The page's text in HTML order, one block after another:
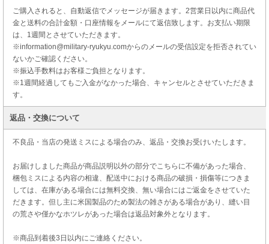
ご購入されると、自動返信でメッセージが届きます。2営業日以内に商品代
金と送料の合計金額・口座情報をメールにて返信致します。お支払い期限
は、1週間とさせていただきます。
※information@military-ryukyu.comからのメールの受信設定を拒否されてい
ないかご確認ください。
※振込手数料はお客様ご負担となります。
※1週間経過してもご入金がなかった場合、キャンセルとさせていただきま
す。
返品・交換について
不良品・当店の発送ミスによる場合のみ、返品・交換お受けいたします。
お届けしました商品が商品説明以外の部分でこちらに不備があった場合、
梱包ミスによる内容の相違、配送中における商品の破損・損傷等につきま
しては、在庫がある場合には無料交換、無い場合にはご返金をさせていた
だきます。但し主に米国製品のため製法の雑さがある場合があり、縫い目
の荒さや僅かなホツレがあった場合は返品対象外となります。
※商品到着後3日以内にご連絡ください。